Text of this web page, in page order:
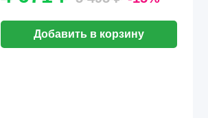
Добавить в корзину